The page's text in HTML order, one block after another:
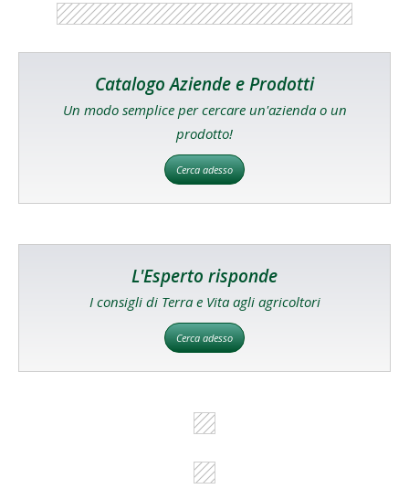
Catalogo Aziende e Prodotti
Un modo semplice per cercare un'azienda o un
prodotto!
Cerca adesso
L'Esperto risponde
I consigli di Terra e Vita agli agricoltori
Cerca adesso